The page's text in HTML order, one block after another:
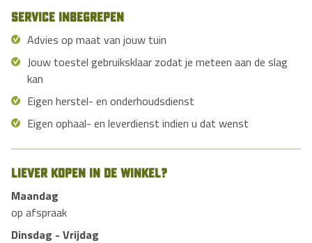
Service inbegrepen
Advies op maat van jouw tuin
Jouw toestel gebruiksklaar zodat je meteen aan de slag
kan
Eigen herstel- en onderhoudsdienst
Eigen ophaal- en leverdienst indien u dat wenst
Liever kopen in de winkel?
Maandag
op afspraak
Dinsdag - Vrijdag